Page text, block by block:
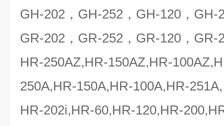
GH-202，GH-252，GH-120，GH-
GR-202，GR-252，GR-120，GR-
HR-250AZ,HR-150AZ,HR-
250A,HR-150A,HR-100A,HR-251A,
HR-202i,HR-60,HR-120,HR-